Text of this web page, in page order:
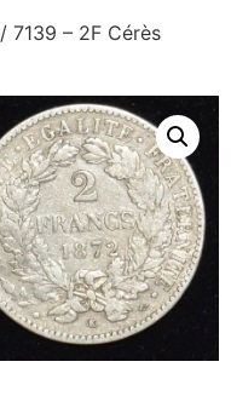
/ 7139 – 2F Cérès